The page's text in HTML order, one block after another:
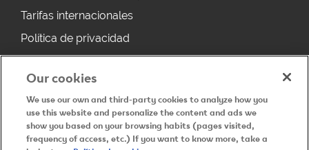
Tarifas internacionales
Política de privacidad
Política de cookies
Derecho desistimiento
Aviso legal
Noticias
Our cookies
We use our own and third-party cookies to analyze how you
use this website and personalize the content and ads we
show you based on your browsing habits (pages visited,
frequency of access, etc.) If you want to know more, take a